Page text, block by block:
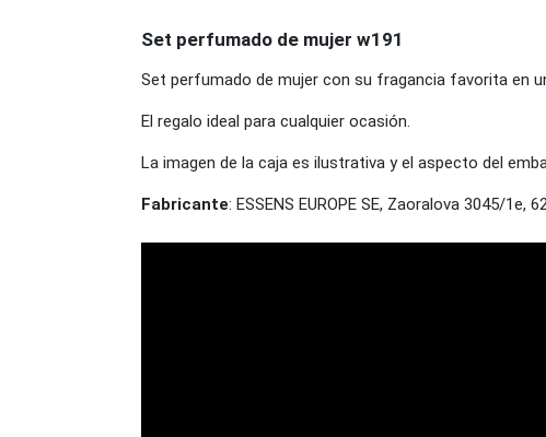
Set perfumado de mujer w191
Set perfumado de mujer con su fragancia favorita en
El regalo ideal para cualquier ocasión.
La imagen de la caja es ilustrativa y el aspecto del
Fabricante: ESSENS EUROPE SE, Zaoralova 3045/1e,